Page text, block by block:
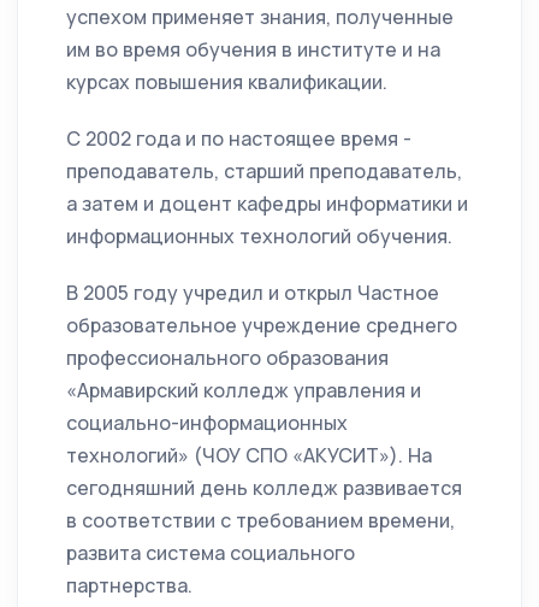
успехом применяет знания, полученные
им во время обучения в институте и на
курсах повышения квалификации.
С 2002 года и по настоящее время -
преподаватель, старший преподаватель,
а затем и доцент кафедры информатики и
информационных технологий обучения.
В 2005 году учредил и открыл Частное
образовательное учреждение среднего
профессионального образования
«Армавирский колледж управления и
социально-информационных
технологий» (ЧОУ СПО «АКУСИТ»). На
сегодняшний день колледж развивается
в соответствии с требованием времени,
развита система социального
партнерства.